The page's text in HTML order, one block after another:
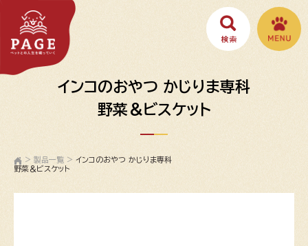
インコのおやつ かじりま専科
野菜＆ビスケット
> 製品一覧 > インコのおやつ かじりま専科
野菜＆ビスケット